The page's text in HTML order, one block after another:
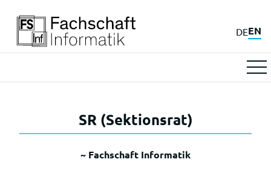
DEEN
SR (Sektionsrat)
~ Fachschaft Informatik